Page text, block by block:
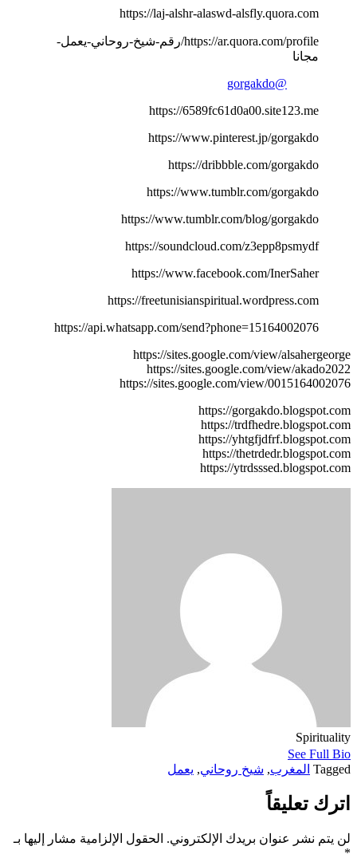
https://laj-alshr-alaswd-alsfly.quora.com
https://ar.quora.com/profile/رقم-شيخ-روحاني-يعمل-
مجانا
@gorgakdo
https://6589fc61d0a00.site123.me
https://www.pinterest.jp/gorgakdo
https://dribbble.com/gorgakdo
https://www.tumblr.com/gorgakdo
https://www.tumblr.com/blog/gorgakdo
https://soundcloud.com/z3epp8psmydf
https://www.facebook.com/InerSaher
https://freetunisianspiritual.wordpress.com
https://api.whatsapp.com/send?phone=15164002076
https://sites.google.com/view/alsahergeorge
https://sites.google.com/view/akado2022
https://sites.google.com/view/0015164002076
https://gorgakdo.blogspot.com
https://trdfhedre.blogspot.com
https://yhtgfjdfrf.blogspot.com
https://thetrdedr.blogspot.com
https://ytrdsssed.blogspot.com
Spirituality
See Full Bio
Tagged المغرب, شيخ روحاني, يعمل
اترك تعليقاً
لن يتم نشر عنوان بريدك الإلكتروني. الحقول الإلزامية مشار إليها بـ
*